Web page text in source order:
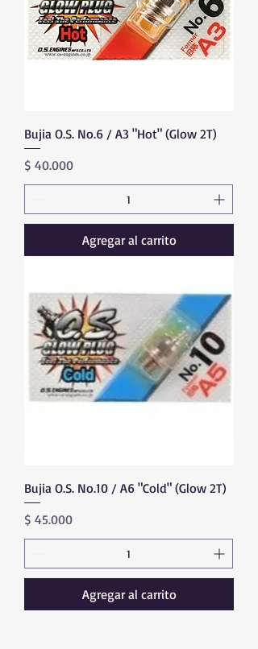
Bujia O.S. No.6 / A3 "Hot" (Glow 2T)
Precio
$ 40.000
Agregar al carrito
Bujia O.S. No.10 / A6 "Cold" (Glow 2T)
Precio
$ 45.000
Agregar al carrito